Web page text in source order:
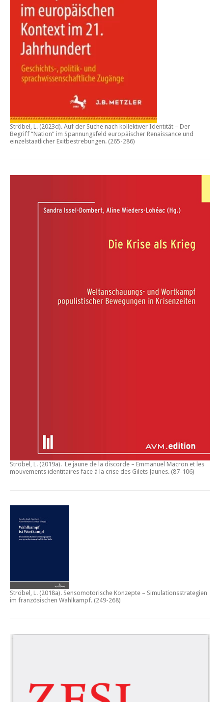
Ströbel, L. (2023d). Auf der Suche nach kollektiver Identität – Der
Begriff “Nation” im Spannungsfeld europäischer Renaissance und
einzelstaatlicher Exitbestrebungen. (265-286)
Ströbel, L. (2019a). Le jaune de la discorde – Emmanuel Macron et les
mouvements identitaires face à la crise des Gilets Jaunes. (87-106)
Ströbel, L. (2018a). Sensomotorische Konzepte – Simulationsstrategien
im französischen Wahlkampf. (249-268)